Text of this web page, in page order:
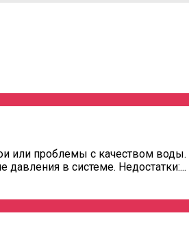
или проблемы с качеством
в системе. Недостатки:...